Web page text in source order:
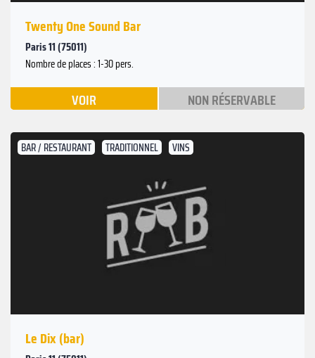
Twenty One Sound Bar
Paris 11 (75011)
Nombre de places : 1-30 pers.
VOIR NON RÉSERVABLE
BAR / RESTAURANT TRADITIONNEL VINS
Le Dix (bar)